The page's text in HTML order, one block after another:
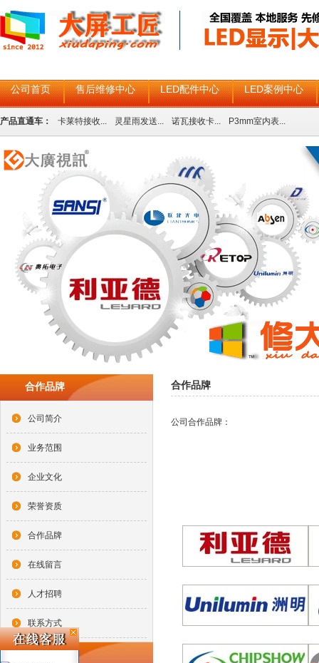
公司首页 售后维修中心 LED配件中心 LED案例中心
产品直通车： 卡莱特接收... 灵星雨发送... 诺瓦接收卡... P3mm室内表...
合作品牌
公司简介
业务范围
企业文化
荣誉资质
合作品牌
在线留言
人才招聘
联系方式
合作品牌
公司合作品牌：